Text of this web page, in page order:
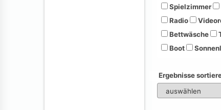
Spielzimmer
Radio
Bettwäsche
Boot
Ergebnisse